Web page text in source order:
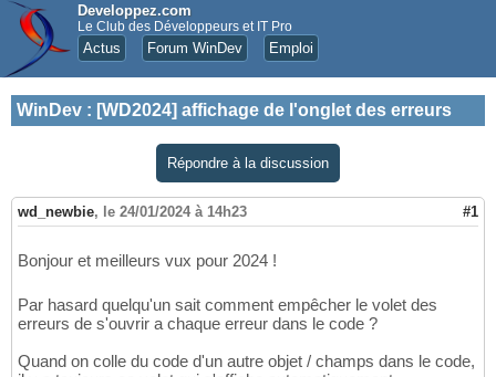
Developpez.com
Le Club des Développeurs et IT Pro
Actus Forum WinDev Emploi
WinDev : [WD2024] affichage de l'onglet des erreurs
Répondre à la discussion
wd_newbie, le 24/01/2024 à 14h23 #1
Bonjour et meilleurs vux pour 2024 !
Par hasard quelqu'un sait comment empêcher le volet des
erreurs de s'ouvrir a chaque erreur dans le code ?
Quand on colle du code d'un autre objet / champs dans le code,